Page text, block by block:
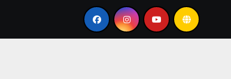
Cabo San Lucas Los Cabos Municipality